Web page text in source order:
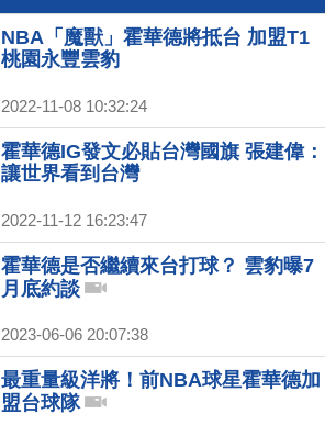
NBA「魔獸」霍華德將抵台 加盟T1
桃園永豐雲豹
2022-11-08 10:32:24
霍華德IG發文必貼台灣國旗 張建偉：
讓世界看到台灣
2022-11-12 16:23:47
霍華德是否繼續來台打球？ 雲豹曝7
月底約談
2023-06-06 20:07:38
最重量級洋將！前NBA球星霍華德加
盟台球隊